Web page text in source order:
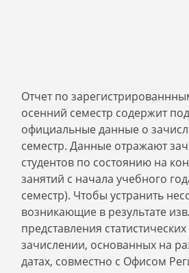
Отчет по
осенний семестр содержит
официальные данные о
семестр. Данные отражают
студентов по состоянию на
занятий с начала учебного
семестр). Чтобы устранить
возникающие в результате
представления
зачислении, основанных на
датах, совместно с Офисом